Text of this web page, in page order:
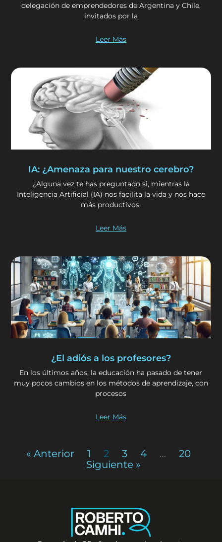
delegación de emprendedores de Argentina y Chile,
invitados por la
Leer Más
IA: ¿Amenaza para nuestro cerebro?
¿Alguna vez te has preguntado si, mientras la
Inteligencia Artificial (IA) nos facilita la vida y nos hace
más productivos,
Leer Más
¿El adiós a los profesores?
En los últimos años, la educación ha pasado de tener
muy pocos cambios en los métodos de aprendizaje, con
procesos
Leer Más
« Anterior 1 2 3 4 …
20
Siguiente »